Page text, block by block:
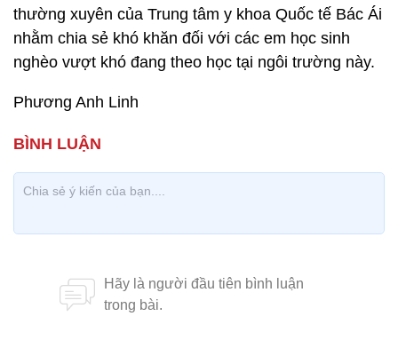
thường xuyên của Trung tâm y khoa Quốc tế Bác Ái
nhằm chia sẻ khó khăn đối với các em học sinh
nghèo vượt khó đang theo học tại ngôi trường này.
Phương Anh Linh